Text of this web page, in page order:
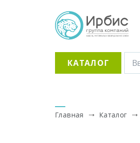
КАТАЛОГ
Главная Каталог